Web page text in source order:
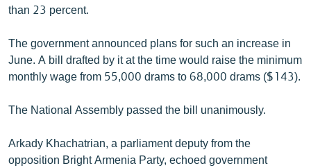
ԲԱՆԱՎԵՃ
ՁԳՏԵԼՈՎ ԼԱՎԱԳՈՒՅՆԻՆ
ՓՈԴՔԱՍԹ
Русский
than 23 percent.
The government announced plans for such an increase in
June. A bill drafted by it at the time would raise the minimum
monthly wage from 55,000 drams to 68,000 drams ($143).
The National Assembly passed the bill unanimously.
Arkady Khachatrian, a parliament deputy from the
opposition Bright Armenia Party, echoed government